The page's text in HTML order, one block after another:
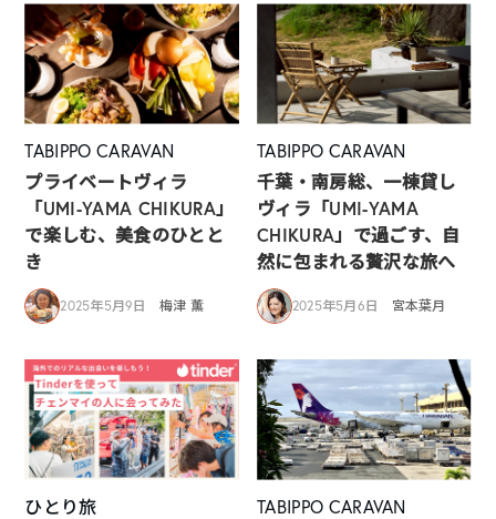
TABIPPO CARAVAN
プライベートヴィラ
「UMI-YAMA CHIKURA」
で楽しむ、美食のひとと
き
2025年5月9日 梅津 薫
TABIPPO CARAVAN
千葉・南房総、一棟貸し
ヴィラ「UMI-YAMA
CHIKURA」で過ごす、自
然に包まれる贅沢な旅へ
2025年5月6日 宮本葉月
ひとり旅
TABIPPO CARAVAN